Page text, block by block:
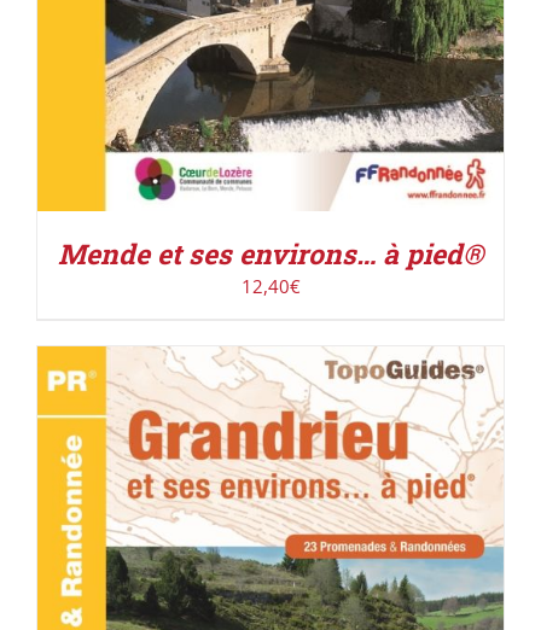
Mende et ses environs… à pied®
12,40€